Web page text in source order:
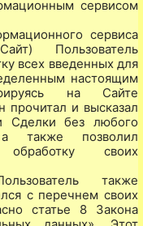
сервисом
сервиса
Пользователь
всех введенных для
настоящим
на Сайте
прочитал и высказал
Сделки без любого
также позволил
своих
также
с перечнем своих
статье 8 Закона